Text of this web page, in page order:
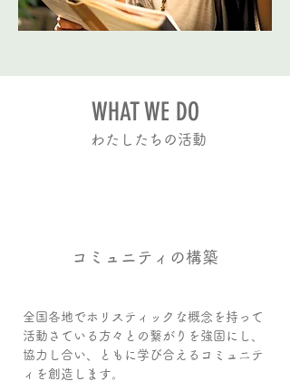
WHAT WE DO
​わたしたちの活動
コミュニティの構築
全国各地でホリスティックな概念を持って
活動さている方々との繋がりを強固にし、
協力し合い、ともに学び合えるコミュニテ
ィを創造します。